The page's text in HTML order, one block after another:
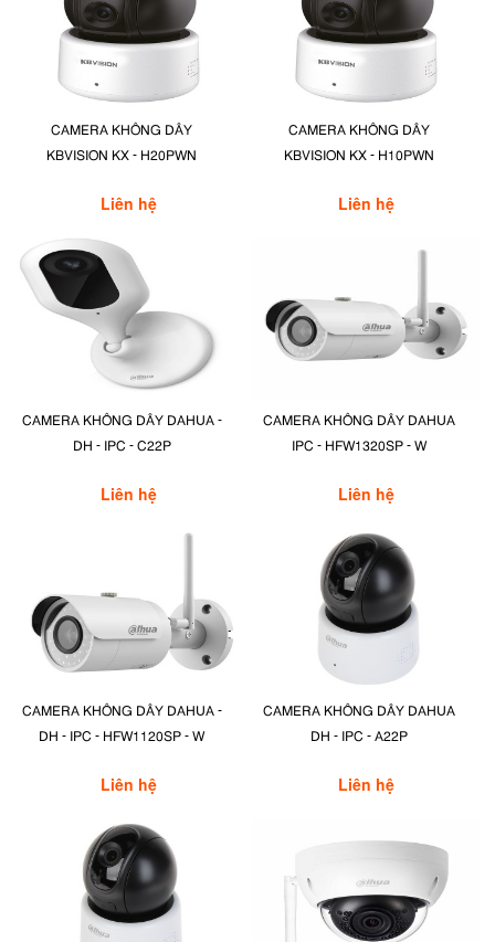
CAMERA KHÔNG DÂY
KBVISION KX - H20PWN
Liên hệ
CAMERA KHÔNG DÂY
KBVISION KX - H10PWN
Liên hệ
CAMERA KHÔNG DÂY DAHUA -
DH - IPC - C22P
Liên hệ
CAMERA KHÔNG DÂY DAHUA
IPC - HFW1320SP - W
Liên hệ
CAMERA KHÔNG DÂY DAHUA -
DH - IPC - HFW1120SP - W
Liên hệ
CAMERA KHÔNG DÂY DAHUA
DH - IPC - A22P
Liên hệ